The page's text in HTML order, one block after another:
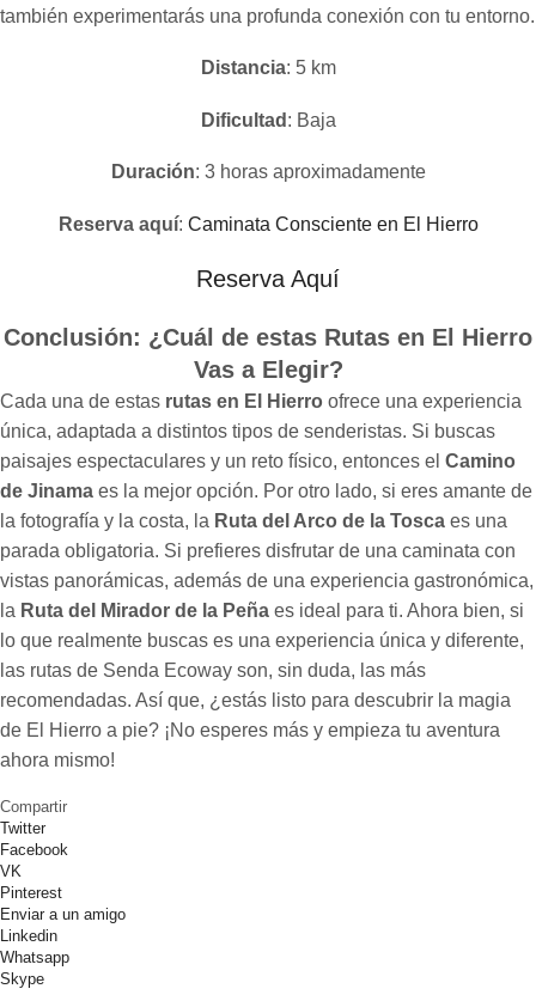
también experimentarás una profunda conexión con tu entorno.
Distancia: 5 km
Dificultad : Baja
Duración: 3 horas aproximadamente
Reserva aquí: Caminata Consciente en El Hierro
Reserva Aquí
Conclusión: ¿Cuál de estas Rutas en El Hierro
Vas a Elegir?
Cada una de estas rutas en El Hierro ofrece una experiencia
única, adaptada a distintos tipos de senderistas. Si buscas
paisajes espectaculares y un reto físico, entonces el Camino
de Jinama es la mejor opción. Por otro lado, si eres amante de
la fotografía y la costa, la Ruta del Arco de la Tosca es una
parada obligatoria. Si prefieres disfrutar de una caminata con
vistas panorámicas, además de una experiencia gastronómica,
la Ruta del Mirador de la Peña es ideal para ti. Ahora bien, si
lo que realmente buscas es una experiencia única y diferente,
las rutas de Senda Ecoway son, sin duda, las más
recomendadas. Así que, ¿estás listo para descubrir la magia
de El Hierro a pie? ¡No esperes más y empieza tu aventura
ahora mismo!
Compartir
Twitter
Facebook
VK
Pinterest
Enviar a un amigo
Linkedin
Whatsapp
Skype